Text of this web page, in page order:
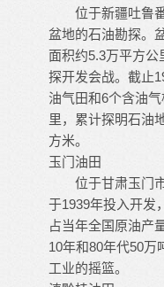
位于新疆吐鲁番
盆地的石油勘探。
面积约5.3万平方公
探开发会战。截止
油气田和6个含油
里，累计探明石油
方米。
玉门油田
位于甘肃玉门市
于1939年投入开发
占当年全国原油产
10年和80年代50万
工业的摇篮。